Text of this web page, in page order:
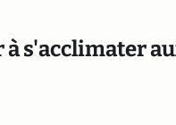
s'acclimater